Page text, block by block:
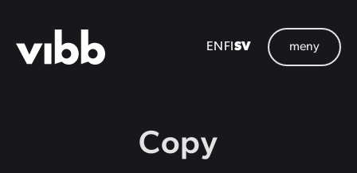
huvudinnehåll
EN FI SV meny
Copy